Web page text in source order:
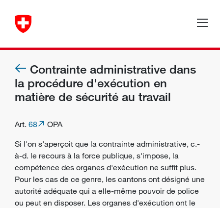
Contrainte administrative dans
la procédure d'exécution en
matière de sécurité au travail
Art. 68
OPA
Si l'on s'aperçoit que la contrainte administrative, c.-
à-d. le recours à la force publique, s'impose, la
compétence des organes d'exécution ne suffit plus.
Pour les cas de ce genre, les cantons ont désigné une
autorité adéquate qui a elle-même pouvoir de police
ou peut en disposer. Les organes d'exécution ont le